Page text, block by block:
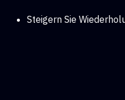
Steigern Sie